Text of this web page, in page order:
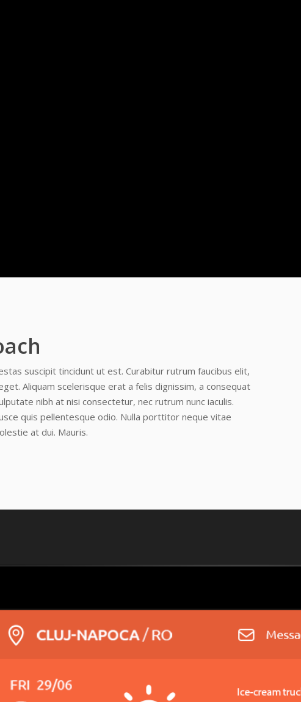
suscipit tincidunt ut est. Curabitur rutrum faucibus elit,
Aliquam scelerisque erat a felis dignissim, a consequat
nibh at nisi consectetur, nec rutrum nunc iaculis.
quis pellentesque odio. Nulla porttitor neque vitae
at dui. Mauris.